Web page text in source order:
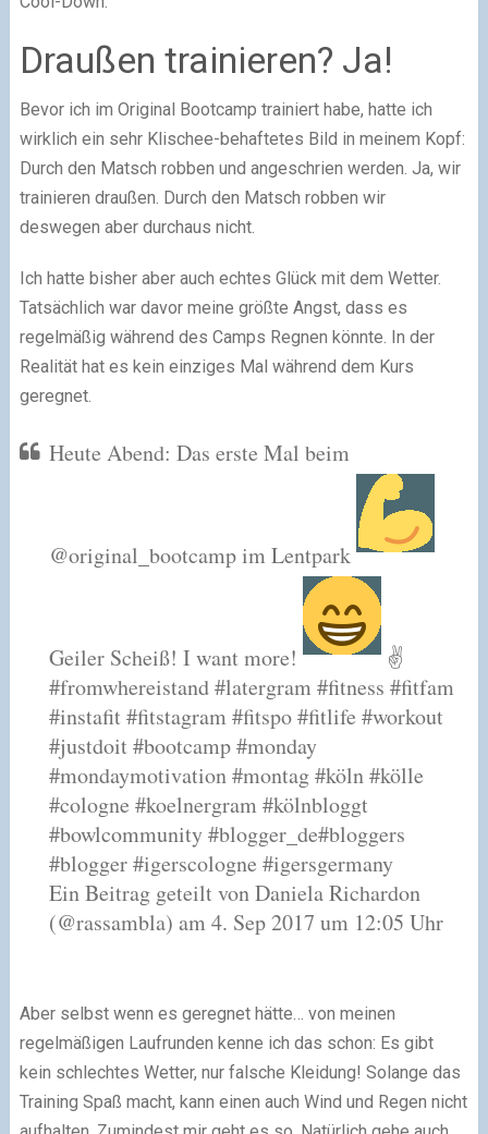
Draußen trainieren? Ja!
Bevor ich im Original Bootcamp trainiert habe, hatte ich
wirklich ein sehr Klischee-behaftetes Bild in meinem Kopf:
Durch den Matsch robben und angeschrien werden. Ja, wir
trainieren draußen. Durch den Matsch robben wir
deswegen aber durchaus nicht.
Ich hatte bisher aber auch echtes Glück mit dem Wetter.
Tatsächlich war davor meine größte Angst, dass es
regelmäßig während des Camps Regnen könnte. In der
Realität hat es kein einziges Mal während dem Kurs
geregnet.
Heute Abend: Das erste Mal beim
@original_bootcamp im Lentpark
Geiler Scheiß! I want more!
✌️
#fromwhereistand #latergram #fitness #fitfam
#instafit #fitstagram #fitspo #fitlife #workout
#justdoit #bootcamp #monday
#mondaymotivation #montag #köln #kölle
#cologne #koelnergram #kölnbloggt
#bowlcommunity #blogger_de#bloggers
#blogger #igerscologne #igersgermany
Ein Beitrag geteilt von Daniela Richardon
(@rassambla) am 4. Sep 2017 um 12:05 Uhr
Aber selbst wenn es geregnet hätte… von meinen
regelmäßigen Laufrunden kenne ich das schon: Es gibt
kein schlechtes Wetter, nur falsche Kleidung! Solange das
Training Spaß macht, kann einen auch Wind und Regen nicht